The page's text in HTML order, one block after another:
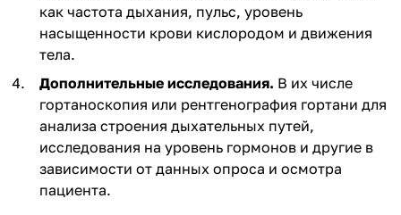
как частота дыхания, пульс, уровень
насыщенности крови кислородом и движения
тела.
Дополнительные исследования. В их числе
гортаноскопия или рентгенография гортани для
анализа строения дыхательных путей,
исследования на уровень гормонов и другие в
зависимости от данных опроса и осмотра
пациента.